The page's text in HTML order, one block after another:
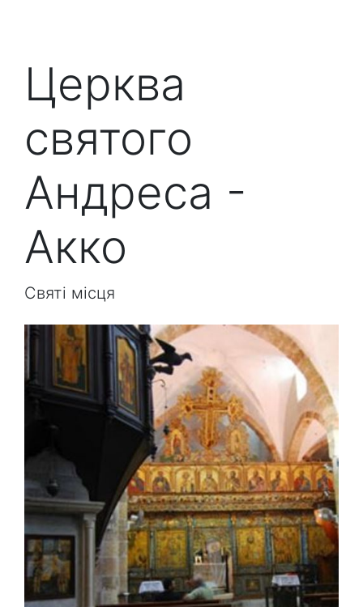
Церква
святого
Андреса -
Акко
Святі місця